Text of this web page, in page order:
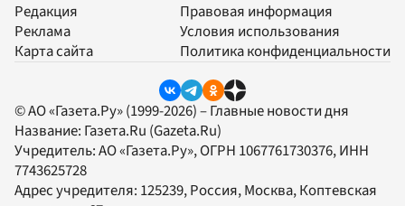
Редакция
Реклама
Карта сайта
Правовая информация
Условия использования
Политика конфиденциальности
© АО «Газета.Ру» (1999-2026) – Главные новости дня
Название: Газета.Ru (Gazeta.Ru)
Учредитель:АО «Газета.Ру», ОГРН 1067761730376, ИНН
7743625728
Адрес учредителя: 125239, Россия, Москва, Коптевская